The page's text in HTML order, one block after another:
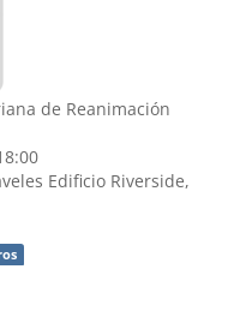
de Reanimación
Edificio Riverside,